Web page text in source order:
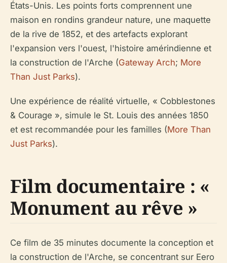
États-Unis. Les points forts comprennent une
maison en rondins grandeur nature, une maquette
de la rive de 1852, et des artefacts explorant
l'expansion vers l'ouest, l'histoire amérindienne et
la construction de l'Arche (Gateway Arch; More
Than Just Parks).
Une expérience de réalité virtuelle, « Cobblestones
& Courage », simule le St. Louis des années 1850
et est recommandée pour les familles (More Than
Just Parks).
Film documentaire : «
Monument au rêve »
Ce film de 35 minutes documente la conception et
la construction de l'Arche, se concentrant sur Eero